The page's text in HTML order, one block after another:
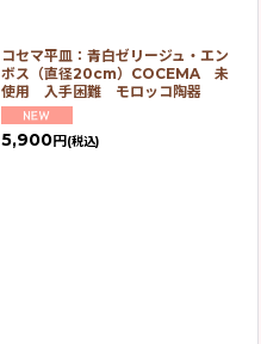
コセマ平皿：青白ゼリージュ・エン
ボス（直径20cm）COCEMA 未
使用 入手困難 モロッコ陶器
5,900円(税込)